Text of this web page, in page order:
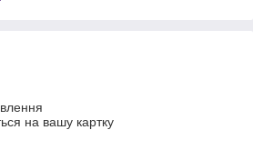
на вашу картку